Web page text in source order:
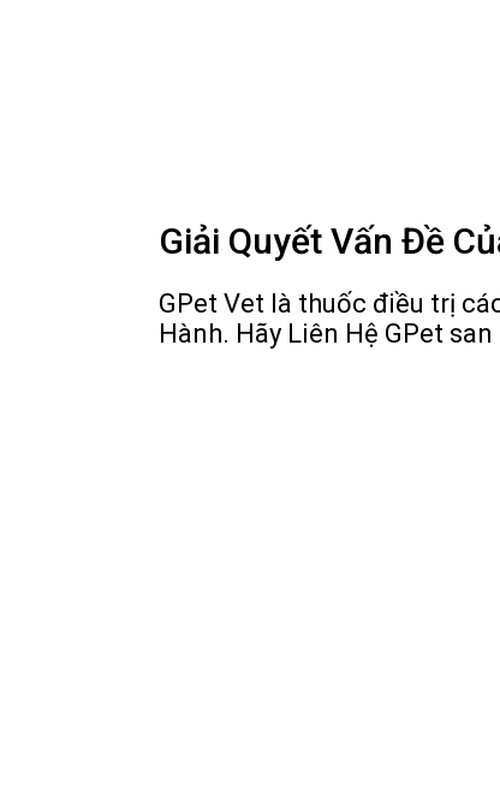
Giải Quyết Vấn Đề
GPet Vet là thuốc điều trị
Hành. Hãy Liên Hệ GPet